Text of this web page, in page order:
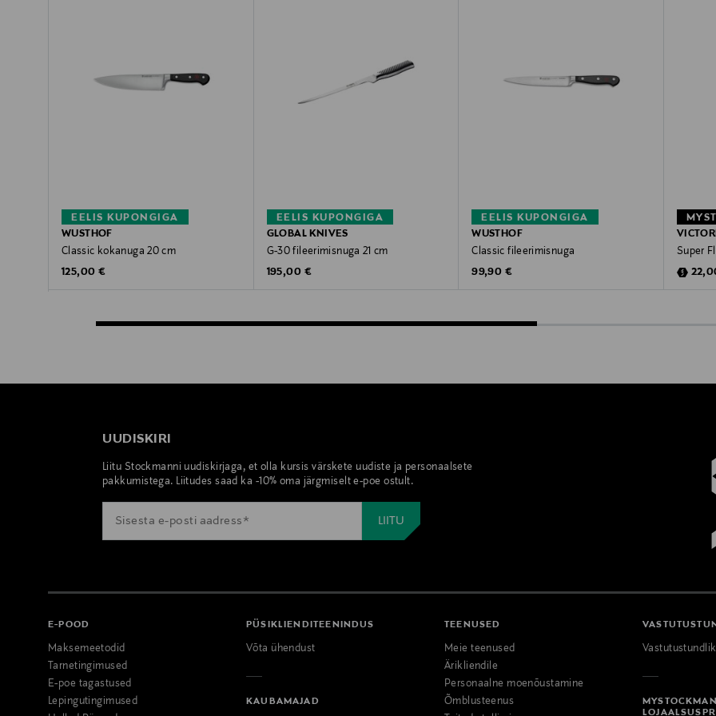
EELIS KUPONGIGA
WUSTHOF
Classic kokanuga 20 cm
Original Price
125,00 €
EELIS KUPONGIGA
GLOBAL KNIVES
G-30 fileerimisnuga 21 cm
Original Price
195,00 €
EELIS KUPONGIGA
WUSTHOF
Classic fileerimisnuga
Original Price
99,90 €
Super
UUDISKIRI
Liitu Stockmanni uudiskirjaga, et olla kursis värskete uudiste ja personaalsete
pakkumistega. Liitudes saad ka -10% oma järgmiselt e-poe ostult.
E-POOD
Maksemeetodid
Tarnetingimused
E-poe tagastused
Lepingutingimused
PÜSIKLIENDITEENINDUS
Võta ühendust
KAUBAMAJAD
TEENUSED
Meie teenused
Ärikliendile
Personaalne moenõustamine
Õmblusteenus